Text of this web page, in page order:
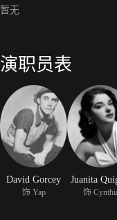
暂无
演职员表
David Gorcey
饰 Yap
Juanita
饰